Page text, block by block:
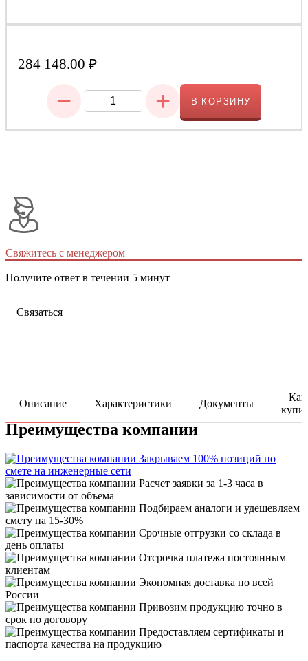
284 148.00 ₽
− + В КОРЗИНУ
Свяжитесь с менеджером
Получите ответ в течении 5 минут
Связаться
Описание Характеристики Документы
Как
Преимущества компании
Закрываем 100% позиций по
смете на инженерные сети
Расчет заявки за 1-3 часа в
зависимости от объема
Подбираем аналоги и удешевляем
смету на 15-30%
Срочные отгрузки со склада в
день оплаты
Отсрочка платежа постоянным
клиентам
Экономная доставка по всей
России
Привозим продукцию точно в
срок по договору
Предоставляем сертификаты и
паспорта качества на продукцию